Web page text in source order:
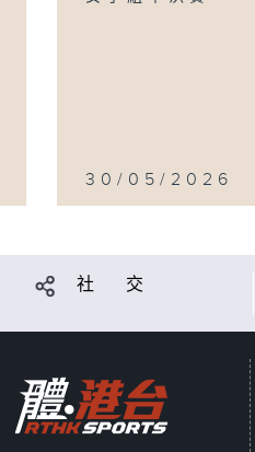
30/05/2026
社 交